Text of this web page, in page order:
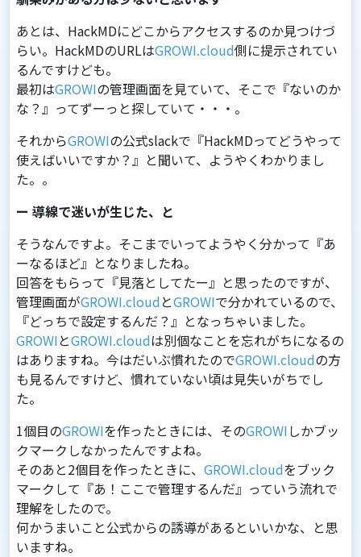
あとは、HackMDにどこからアクセスするのか⾒つけづ
らい。HackMDのURLはGROWI.cloud側に提⽰されてい
るんですけども。
最初はGROWIの管理画⾯を⾒ていて、そこで『ないのか
な？』ってずーっと探していて・・・。
それからGROWIの公式slackで『HackMDってどうやって
使えばいいですか？』と聞いて、ようやくわかりまし
た。。
ー 導線で迷いが生じた、と
そうなんですよ。そこまでいってようやく分かって『あ
ーなるほど』となりましたね。
回答をもらって『⾒落としてたー』と思ったのですが、
管理画⾯がGROWI.cloudとGROWIで分かれているので、
『どっちで設定するんだ？』となっちゃいました。
GROWIとGROWI.cloudは別個なことを忘れがちになるの
はありますね。今はだいぶ慣れたのでGROWI.cloudの⽅
も⾒るんですけど、慣れていない頃は⾒失いがちでし
た。
1個⽬のGROWIを作ったときには、そのGROWIしかブッ
クマークしなかったんですよね。
そのあと2個⽬を作ったときに、 GROWI.cloudをブック
マークして『あ！ここで管理するんだ』っていう流れで
理解をしたので。
何かうまいこと公式からの誘導があるといいかな、と思
いますね。